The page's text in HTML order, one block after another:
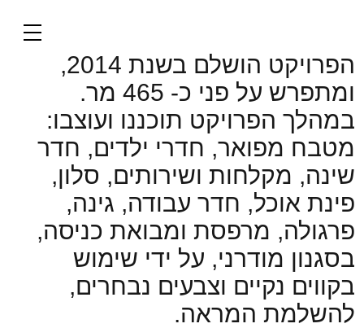
הפרויקט הושלם בשנת 2014,
ומתפרש על פני כ- 465 מר.
במהלך הפרויקט תוכננו ועוצבו:
מטבח מפואר, חדרי ילדים, חדר
שינה, מקלחות ושירותים, סלון,
פינת אוכל, חדר עבודה, גינה,
פרגולה, מרפסת ומבואת כניסה,
בסגנון מודרני, על ידי שימוש
בקווים נקיים וצבעים נבחרים,
להשלמת המראה.
דו-משפחתי בבאר יעקב